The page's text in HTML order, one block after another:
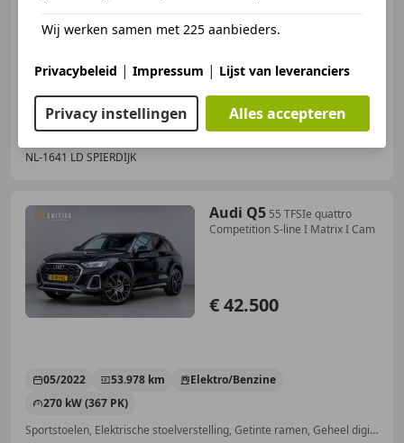
200 kW (272 PK)
NL-1641 LD SPIERDIJK
Audi Q5 55 TFSIe quattro
Competition S-line I Matrix I Cam
€ 42.500
05/2022 53.978 km
Elektro/Benzine
270 kW (367 PK)
Sportstoelen, Elektrische stoelverstelling, Getinte ramen, Geheel digitaal combi-instrument, Alarm, Stoelverwarming, Dodehoekdetectie, Grootlichtassistent
Wij werken samen met 225 aanbieders.
Privacybeleid | Impressum | Lijst van leveranciers
Privacy instellingen Alles accepteren